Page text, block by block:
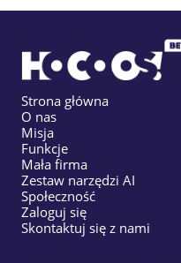
Strona główna
O nas
Misja
Funkcje
Mała firma
Zestaw narzędzi AI
Społeczność
Zaloguj się
Skontaktuj się z nami